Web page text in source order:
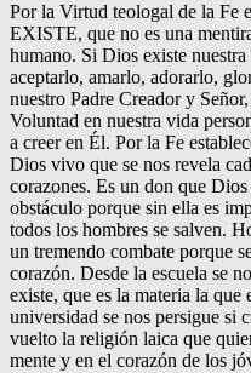
Por la Virtud teologal de la Fe
EXISTE, que no es una
humano. Si Dios existe
aceptarlo, amarlo, adorarlo,
nuestro Padre Creador y
Voluntad en nuestra vida
a creer en Él. Por la Fe
Dios vivo que se nos revela
corazones. Es un don que
obstáculo porque sin ella es
todos los hombres se salven.
un tremendo combate porque
corazón. Desde la escuela se
existe, que es la materia la que
universidad se nos persigue si
vuelto la religión laica que
mente y en el corazón de los